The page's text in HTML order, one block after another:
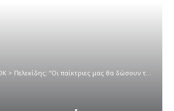
> Πελεκίδης: “Oι παίκτριες μας θα δώσουν τον καλύτερο τους εαυτό”